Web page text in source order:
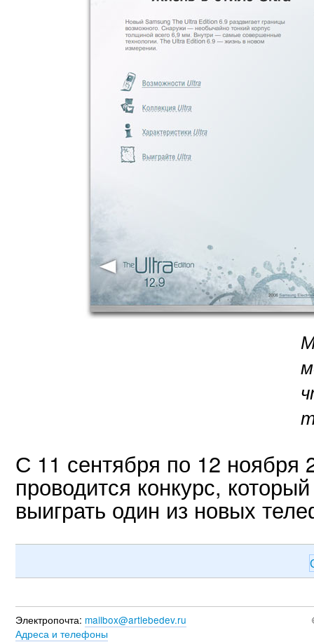
С 11 сентября по 12 ноября
проводится конкурс,
выиграть один из новых
Электропочта: mailbox@artlebedev.ru
Адреса и телефоны